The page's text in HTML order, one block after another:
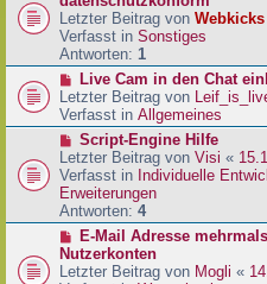
g
B
e
i
t
a
g
u
e
r
B
e
i
t
a
g
Letzter Beitrag von Webkicks
Verfasst in Sonstiges
Antworten: 1
N
e
u
e
r
B
e
i
t
a
g
Live Cam in den Chat
Letzter Beitrag von
Verfasst in Allgemeines
N
e
u
e
r
B
e
i
Script-Engine Hilfe
Letzter Beitrag von Visi «
Verfasst in Individuelle
Erweiterungen
Antworten: 4
N
e
u
E-Mail Adresse
Nutzerkonten
Letzter Beitrag von Mogli «